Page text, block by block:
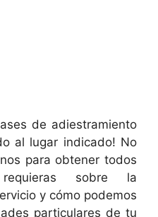
de adiestramiento
al lugar indicado! No
para obtener todos
sobre la
y cómo podemos
particulares de tu